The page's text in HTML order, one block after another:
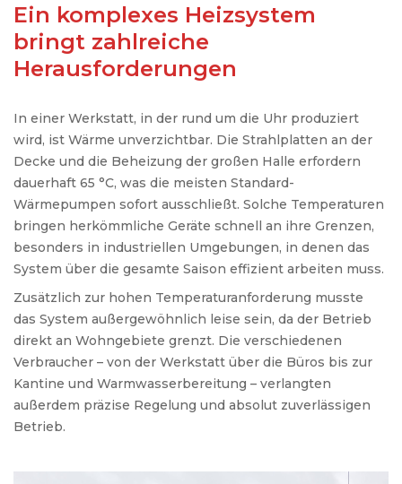
Ein komplexes Heizsystem
bringt zahlreiche
Herausforderungen
In einer Werkstatt, in der rund um die Uhr produziert
wird, ist Wärme unverzichtbar. Die Strahlplatten an der
Decke und die Beheizung der großen Halle erfordern
dauerhaft 65 °C, was die meisten Standard-
Wärmepumpen sofort ausschließt. Solche Temperaturen
bringen herkömmliche Geräte schnell an ihre Grenzen,
besonders in industriellen Umgebungen, in denen das
System über die gesamte Saison effizient arbeiten muss.
Zusätzlich zur hohen Temperaturanforderung musste
das System außergewöhnlich leise sein, da der Betrieb
direkt an Wohngebiete grenzt. Die verschiedenen
Verbraucher – von der Werkstatt über die Büros bis zur
Kantine und Warmwasserbereitung – verlangten
außerdem präzise Regelung und absolut zuverlässigen
Betrieb.